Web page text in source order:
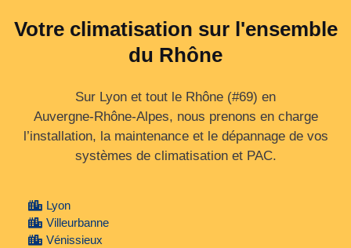
Votre climatisation sur l'ensemble
du Rhône
Sur Lyon et tout le Rhône (#69) en
Auvergne‑Rhône‑Alpes, nous prenons en charge
l’installation, la maintenance et le dépannage de vos
systèmes de climatisation et PAC.
Lyon
Villeurbanne
Vénissieux